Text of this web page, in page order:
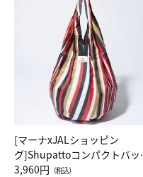
[マーナxJALショッピン
グ]Shupattoコンパクトバッ
Drop JAL客室乗務員（LC）ス
3,960円 （税込）